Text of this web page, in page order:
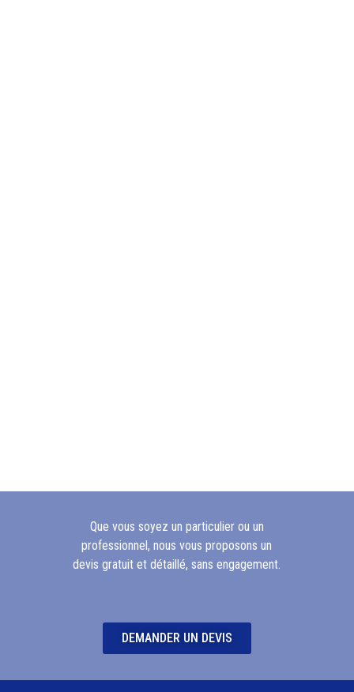
Que vous soyez un particulier ou un
professionnel, nous vous proposons un
devis gratuit et détaillé, sans engagement.
DEMANDER UN DEVIS